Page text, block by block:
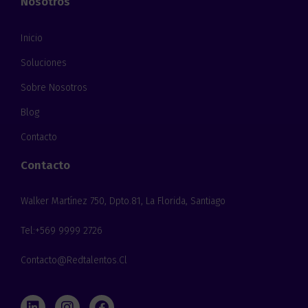
Inicio
Soluciones
Sobre Nosotros
Blog
Contacto
Contacto
Walker Martínez 750, Dpto.81, La Florida, Santiago
Tel:+569 9999 2726
Contacto@redtalentos.cl
L
I
F
i
e
n
i